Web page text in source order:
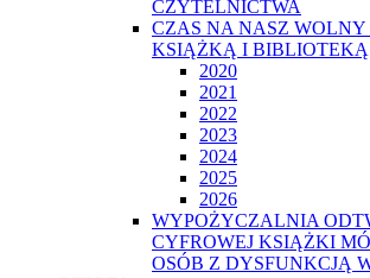
CZYTELNICTWA
CZAS NA NASZ
KSIĄŻKĄ I BIBLIOTEKĄ
2020
2021
2022
2023
2024
2025
2026
WYPOŻYCZALNIA
CYFROWEJ KSIĄŻKI
OSÓB Z DYSFUNKCJĄ